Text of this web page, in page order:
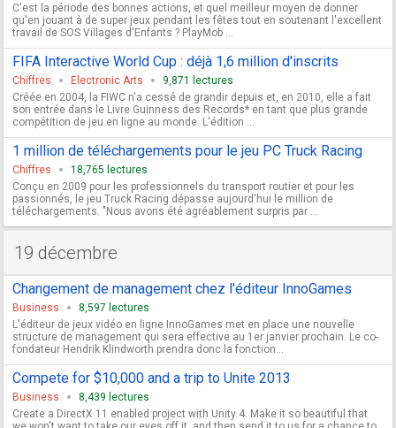
C'est la période des bonnes actions, et quel meilleur moyen de donner
qu'en jouant à de super jeux pendant les fêtes tout en soutenant l'excellent
travail de SOS Villages d'Enfants ? PlayMob ...
FIFA Interactive World Cup : déjà 1,6 million d'inscrits
Chiffres Electronic Arts
9,871 lectures
Créée en 2004, la FIWC n'a cessé de grandir depuis et, en 2010, elle a fait
son entrée dans le Livre Guinness des Records* en tant que plus grande
compétition de jeu en ligne au monde. L'édition ...
1 million de téléchargements pour le jeu PC Truck Racing
Chiffres
18,765 lectures
Conçu en 2009 pour les professionnels du transport routier et pour les
passionnés, le jeu Truck Racing dépasse aujourd'hui le million de
téléchargements. "Nous avons été agréablement surpris par ...
19 décembre
Changement de management chez l'éditeur InnoGames
Business
8,597 lectures
L'éditeur de jeux vidéo en ligne InnoGames met en place une nouvelle
structure de management qui sera effective au 1er janvier prochain. Le co-
fondateur Hendrik Klindworth prendra donc la fonction...
Compete for $10,000 and a trip to Unite 2013
Business
8,439 lectures
Create a DirectX 11 enabled project with Unity 4. Make it so beautiful that